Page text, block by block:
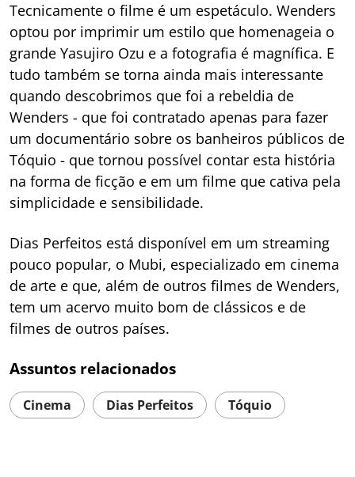
Tecnicamente o filme é um espetáculo. Wenders
optou por imprimir um estilo que homenageia o
grande Yasujiro Ozu e a fotografia é magnífica. E
tudo também se torna ainda mais interessante
quando descobrimos que foi a rebeldia de
Wenders - que foi contratado apenas para fazer
um documentário sobre os banheiros públicos de
Tóquio - que tornou possível contar esta história
na forma de ficção e em um filme que cativa pela
simplicidade e sensibilidade.
Dias Perfeitos está disponível em um streaming
pouco popular, o Mubi, especializado em cinema
de arte e que, além de outros filmes de Wenders,
tem um acervo muito bom de clássicos e de
filmes de outros países.
Assuntos relacionados
Cinema Dias Perfeitos Tóquio